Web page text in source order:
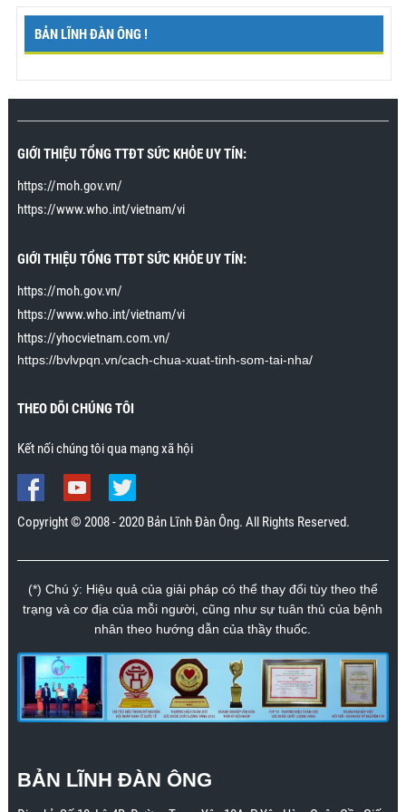
cách đây vài tuần trong khi tìm google vềcách chữa
xuất tinh sớm. Tới sau khi tham gia chương trình tôi
mới biết xuất tinh sớm không hẳn là một loại bệnh và
có thể cải thiện hoàn toàn. Tập theo hướng dẫn, tôi
đã có thể lên đỉnh nhiều lần mà không xuất tinh. Vợ
trong bài cách để cho cô ấy lên đỉnh nhiều lần và kéo
dài khoảnh khắc lên đỉnh 15 phút. Cô ấy không đạt
được tới 15 phút lên đỉnh liên tiếp, nhưng có thể kéo
dài tới khoảng 30 giây. Trước đây cô ấy lên đỉnh chỉ
nhiều.”
Mr. Nhân., Khánh Hòa
BẢN LĨNH ĐÀN ÔNG !
GIỚI THIỆU TỔNG TTĐT SỨC KHỎE UY TÍN:
https://moh.gov.vn/
https://www.who.int/vietnam/vi
GIỚI THIỆU TỔNG TTĐT SỨC KHỎE UY TÍN:
https://moh.gov.vn/
https://www.who.int/vietnam/vi
https://yhocvietnam.com.vn/
https://bvlvpqn.vn/cach-chua-xuat-tinh-som-tai-nha/
THEO DÕI CHÚNG TÔI
Kết nối chúng tôi qua mạng xã hội
Copyright © 2008 - 2020 Bản Lĩnh Đàn Ông. All Rights Reserved.
(*) Chú ý: Hiệu quả của giải pháp có thể thay đổi tùy theo thể
trạng và cơ địa của mỗi người, cũng như sự tuân thủ của bệnh
nhân theo hướng dẫn của thầy thuốc.
BẢN LĨNH ĐÀN ÔNG